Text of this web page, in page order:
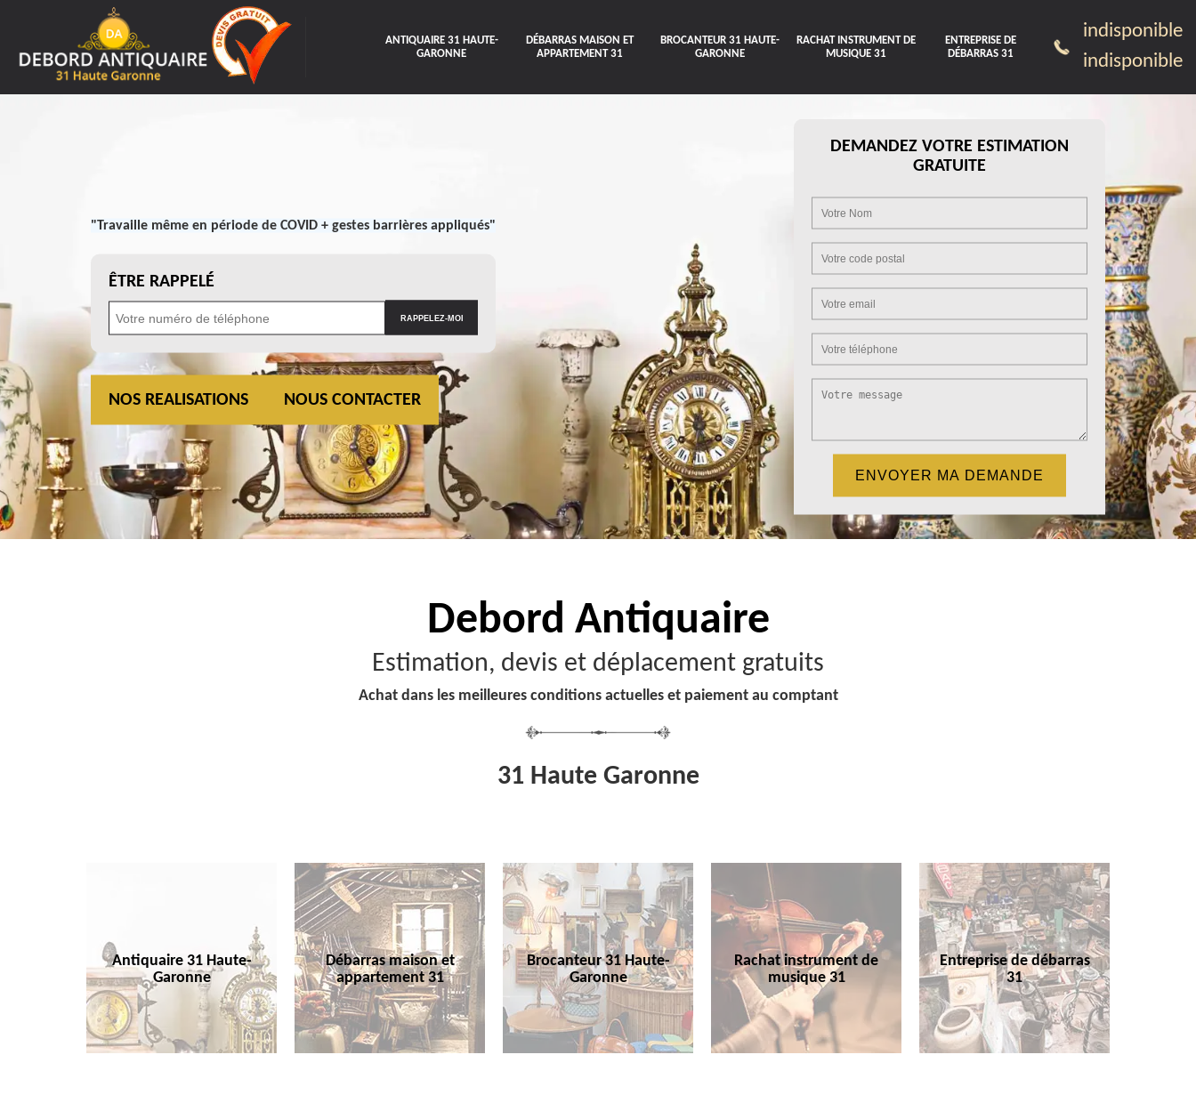
ANTIQUAIRE 31 HAUTE-
GARONNE
DÉBARRAS MAISON ET
APPARTEMENT 31
BROCANTEUR 31 HAUTE-
GARONNE
RACHAT INSTRUMENT DE
MUSIQUE 31
ENTREPRISE DE
DÉBARRAS 31
indisponible
indisponible
"Travaille même en période de COVID + gestes barrières appliqués"
ÊTRE RAPPELÉ
NOS REALISATIONS NOUS CONTACTER
DEMANDEZ VOTRE ESTIMATION
GRATUITE
Debord Antiquaire
Estimation, devis et déplacement gratuits
Achat dans les meilleures conditions actuelles et paiement au comptant
31 Haute Garonne
Antiquaire 31 Haute-
Garonne
Débarras maison et
appartement 31
Brocanteur 31 Haute-
Garonne
Rachat instrument de
musique 31
Entreprise de débarras
31